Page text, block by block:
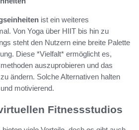
ist ein weiteres
Von Yoga über HIIT bis hin zu
steht den Nutzern eine breite Palette
Diese *Vielfalt* ermöglicht es,
auszuprobieren und das
ändern. Solche Alternativen halten
motivierend.
Fitnessstudios